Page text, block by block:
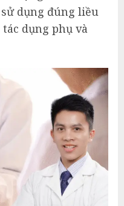
dụng đúng liều
dụng phụ và